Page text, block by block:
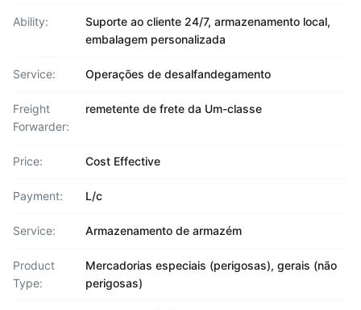
Ability:
Suporte ao cliente 24/7, armazenamento local,
embalagem personalizada
Service: Operações de desalfandegamento
Freight
Forwarder:
remetente de frete da Um-classe
Price: Cost Effective
Payment: L/c
Service: Armazenamento de armazém
Product
Type:
Mercadorias especiais (perigosas), gerais (não
perigosas)